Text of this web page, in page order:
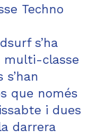
Techno
s’ha
multi-classe
s’han
que només
i dues
darrera